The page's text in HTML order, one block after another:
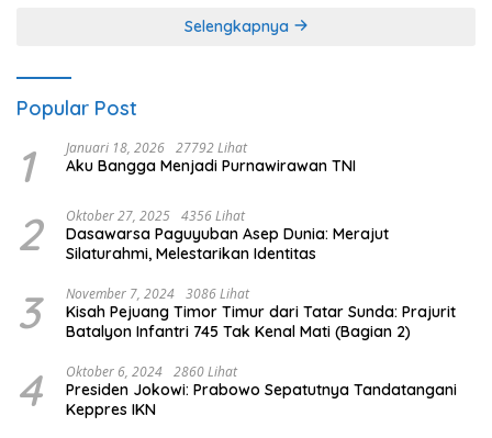
Selengkapnya
Popular Post
1 Januari 18, 2026 27792 Lihat
Aku Bangga Menjadi Purnawirawan TNI
2 Oktober 27, 2025 4356 Lihat
Dasawarsa Paguyuban Asep Dunia: Merajut
Silaturahmi, Melestarikan Identitas
3 November 7, 2024 3086 Lihat
Kisah Pejuang Timor Timur dari Tatar Sunda: Prajurit
Batalyon Infantri 745 Tak Kenal Mati (Bagian 2)
4 Oktober 6, 2024 2860 Lihat
Presiden Jokowi: Prabowo Sepatutnya Tandatangani
Keppres IKN